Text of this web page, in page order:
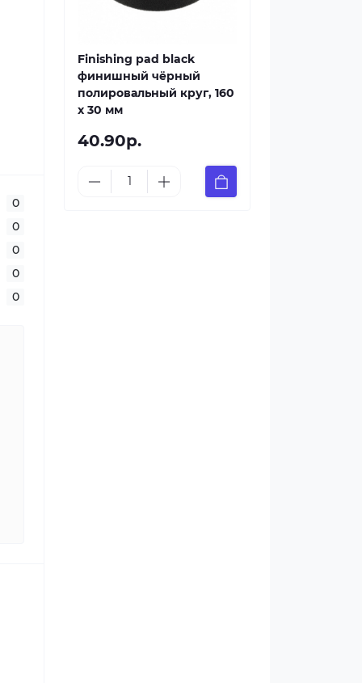
0
0
0
0
0
Finishing pad black
финишный чёрный
полировальный круг, 160
x 30 мм
40.90р.